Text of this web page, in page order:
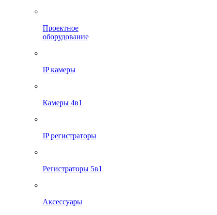
Проектное
оборудование
IP камеры
Камеры 4в1
IP регистраторы
Регистраторы 5в1
Аксессуары